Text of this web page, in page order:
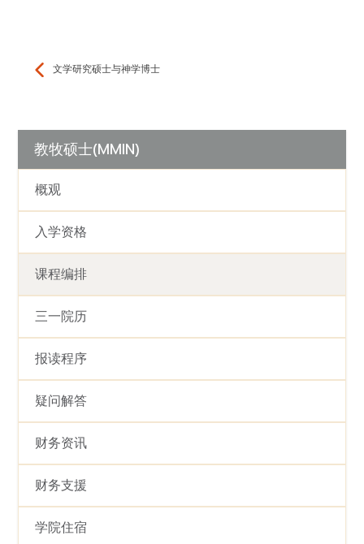
文学研究硕士与神学博士
教牧硕士(MMIN)
概观
入学资格
课程编排
三一院历
报读程序
疑问解答
财务资讯
财务支援
学院住宿